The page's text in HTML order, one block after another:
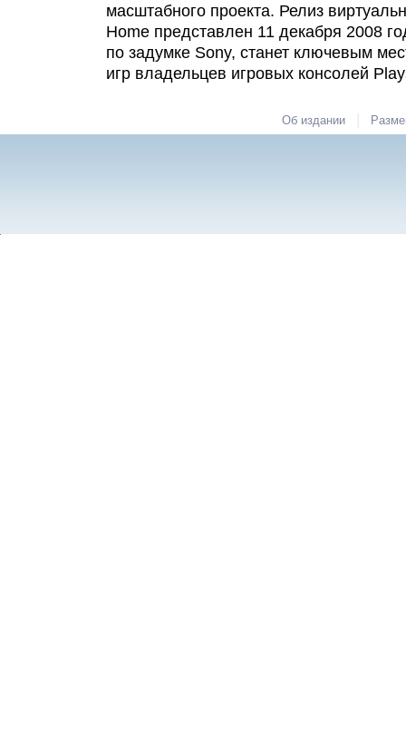
масштабного проекта. Релиз
Home представлен 11 декабря 2008
по задумке Sony, станет ключевым
игр владельцев игровых консолей
Об издании |